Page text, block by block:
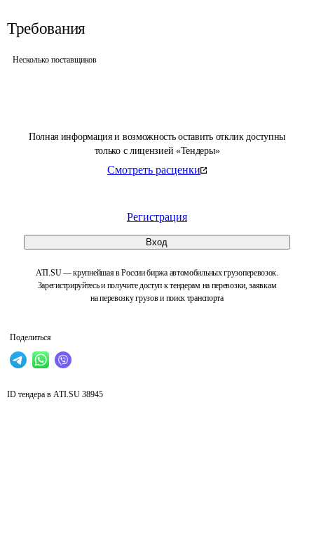
Полная информация и возможность оставить отклик доступны
только с лицензией «Тендеры»
Смотреть расценки
Регистрация
Вход
ATI.SU — крупнейшая в России биржа автомобильных грузоперевозок.
Зарегистрируйтесь и получите доступ к тендерам на перевозки, заявкам
на перевозку грузов и поиск транспорта
Поделиться
Требования
Несколько поставщиков
ID тендера в ATI.SU 38945